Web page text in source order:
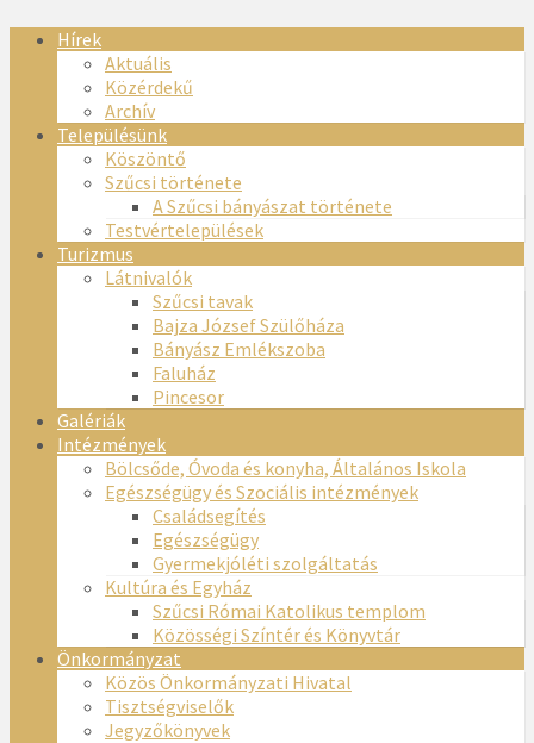
Hírek
Aktuális
Közérdekű
Archív
Településünk
Köszöntő
Szűcsi története
A Szűcsi bányászat története
Testvértelepülések
Turizmus
Látnivalók
Szűcsi tavak
Bajza József Szülőháza
Bányász Emlékszoba
Faluház
Pincesor
Galériák
Intézmények
Bölcsőde, Óvoda és konyha, Általános Iskola
Egészségügy és Szociális intézmények
Családsegítés
Egészségügy
Gyermekjóléti szolgáltatás
Kultúra és Egyház
Szűcsi Római Katolikus templom
Közösségi Színtér és Könyvtár
Önkormányzat
Közös Önkormányzati Hivatal
Tisztségviselők
Jegyzőkönyvek